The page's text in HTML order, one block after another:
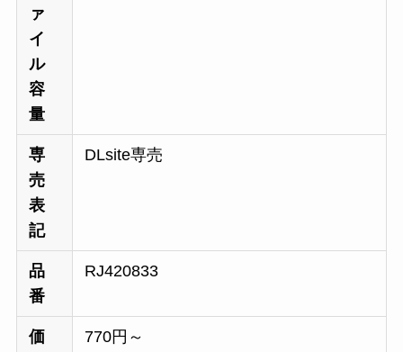
ァ
イ
ル
容
量
専
売
表
記
DLsite専売
品
番
RJ420833
価
770円～